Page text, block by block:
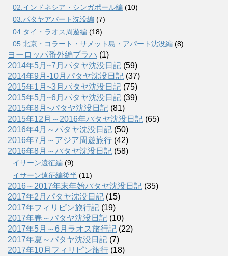
02.インドネシア・シンガポール編 (10)
03.パタヤアパート沈没編 (7)
04.タイ・ラオス周遊編 (18)
05.北京・コラート・サメット島・アパート沈没編 (8)
ヨーロッパ番外編プラハ (1)
2014年5月~7月パタヤ沈没日記 (59)
2014年9月-10月パタヤ沈没日記 (37)
2015年1月~3月パタヤ沈没日記 (75)
2015年5月~6月パタヤ沈没日記 (39)
2015年8月~パタヤ沈没日記 (81)
2015年12月～2016年パタヤ沈没日記 (65)
2016年4月～パタヤ沈没日記 (50)
2016年7月～アジア周遊旅行 (42)
2016年8月～パタヤ沈没日記 (58)
イサーン遠征編 (9)
イサーン遠征編後半 (11)
2016～2017年末年始パタヤ沈没日記 (35)
2017年2月パタヤ沈没日記 (15)
2017年フィリピン旅行記 (19)
2017年春～パタヤ沈没日記 (10)
2017年5月～6月ラオス旅行記 (22)
2017年夏～パタヤ沈没日記 (7)
2017年10月フィリピン旅行 (18)